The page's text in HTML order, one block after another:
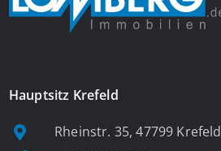
Hauptsitz Krefeld
Rheinstr. 35, 47799 Krefeld